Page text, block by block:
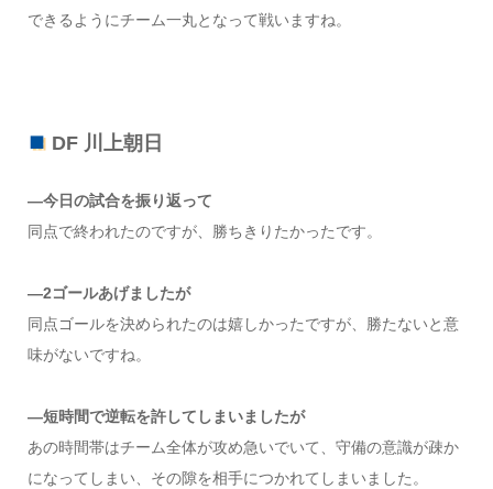
できるようにチーム一丸となって戦いますね。
DF 川上朝日
—今日の試合を振り返って
同点で終われたのですが、勝ちきりたかったです。
—2ゴールあげましたが
同点ゴールを決められたのは嬉しかったですが、勝たないと意
味がないですね。
—短時間で逆転を許してしまいましたが
あの時間帯はチーム全体が攻め急いでいて、守備の意識が疎か
になってしまい、その隙を相手につかれてしまいました。